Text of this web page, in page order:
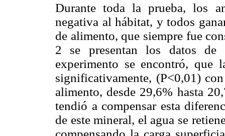
Durante toda la prueba, los
negativa al hábitat, y todos
de alimento, que siempre fue
2 se presentan los datos de
experimento se encontró, que
significativamente, (P<0,01)
alimento, desde 29,6% hasta
tendió a compensar esta
de este mineral, el agua se